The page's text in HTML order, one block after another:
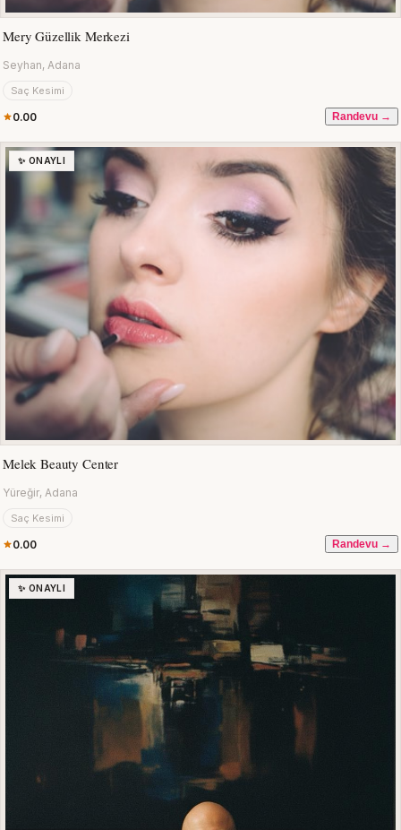
Mery Güzellik Merkezi
Seyhan, Adana
Saç Kesimi
0.00 Randevu →
✨ ONAYLI
Melek Beauty Center
Yüreğir, Adana
Saç Kesimi
0.00 Randevu →
✨ ONAYLI